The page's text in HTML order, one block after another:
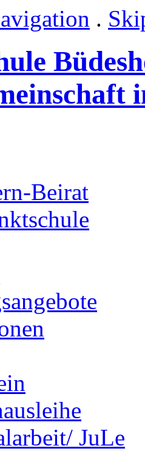
.
Beirat
JuLe